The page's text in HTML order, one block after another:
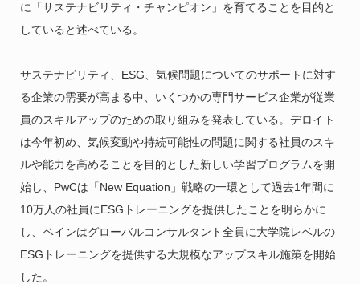
に「サステナビリティ・チャンピオン」を育てることを目的と
していると述べている。
サステナビリティ、ESG、気候問題についてのサポートに対す
る企業の需要が高まる中、いくつかの専門サービス企業が従業
員のスキルアップのための取り組みを発表している。デロイト
は今年初め、気候変動や持続可能性の問題に関する社員のスキ
ルや能力を高めることを目的とした新しい学習プログラムを開
始し、PwCは「New Equation」戦略の一環として過去1年間に
10万人の社員にESGトレーニングを提供したことを明らかに
し、ベインはグローバルコンサルタント全員に大学院レベルの
ESGトレーニングを提供する大規模なアップスキル施策を開始
した。